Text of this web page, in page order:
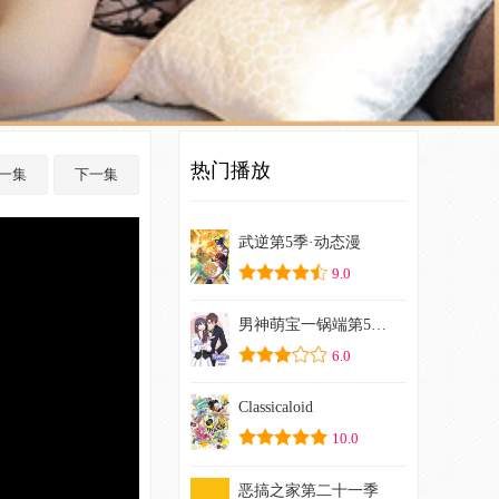
集 下一集 热门播放
武逆第5季·动态漫
9.0
男神萌宝一锅端第5季·动态漫
6.0
Classicaloid
10.0
恶搞之家第二十一季